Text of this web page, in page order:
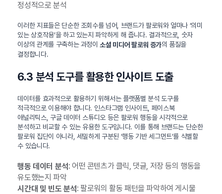
정성적으로 분석
이러한 지표들은 단순한 조회수를 넘어, 브랜드가 팔로워와 얼마나 ‘의미
있는 상호작용’을 하고 있는지 파악하게 해 줍니다. 결과적으로, 숫자
이상의 관계를 구축하는 과정이 소셜 미디어 팔로워 증가의 품질을
결정합니다.
6.3 분석 도구를 활용한 인사이트 도출
데이터를 효과적으로 활용하기 위해서는 플랫폼별 분석 도구를
적극적으로 이용해야 합니다. 인스타그램 인사이트, 페이스북
애널리틱스, 구글 데이터 스튜디오 등은 팔로워 행동을 시각적으로
분석하고 비교할 수 있는 유용한 도구입니다. 이를 통해 브랜드는 단순한
팔로워 집단이 아니라, 세밀하게 구분된 ‘행동 기반 세그먼트’를 식별할
수 있습니다.
행동 데이터 분석: 어떤 콘텐츠가 클릭, 댓글, 저장 등의 행동을
유도했는지 파악
시간대 및 빈도 분석: 팔로워의 활동 패턴을 파악하여 게시물